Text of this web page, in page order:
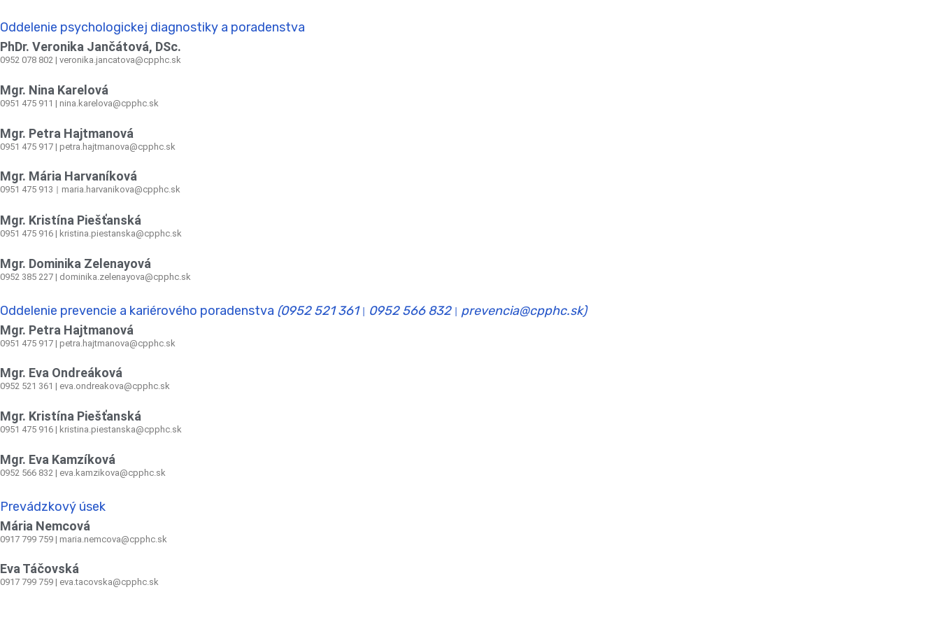
Oddelenie psychologickej diagnostiky a poradenstva
PhDr. Veronika Jančátová, DSc.
0952 078 802 | veronika.jancatova@cpphc.sk
Mgr. Nina Karelová
0951 475 911 | nina.karelova@cpphc.sk
Mgr. Petra Hajtmanová
0951 475 917 | petra.hajtmanova@cpphc.sk
Mgr. Mária Harvaníková
0951 475 913 maria.harvanikova@cpphc.sk
Mgr. Kristína Piešťanská
0951 475 916 | kristina.piestanska@cpphc.sk
Mgr. Dominika Zelenayová
0952 385 227 | dominika.zelenayova@cpphc.sk
Oddelenie prevencie a kariérového poradenstva (0952 521 361 0952 566 832 prevencia@cpphc.sk)
Mgr. Petra Hajtmanová
0951 475 917 | petra.hajtmanova@cpphc.sk
Mgr. Eva Ondreáková
0952 521 361 | eva.ondreakova@cpphc.sk
Mgr. Kristína Piešťanská
0951 475 916 | kristina.piestanska@cpphc.sk
Mgr. Eva Kamzíková
0952 566 832 | eva.kamzikova@cpphc.sk
Prevádzkový úsek
Mária Nemcová
0917 799 759 | maria.nemcova@cpphc.sk
Eva Táčovská
0917 799 759 | eva.tacovska@cpphc.sk